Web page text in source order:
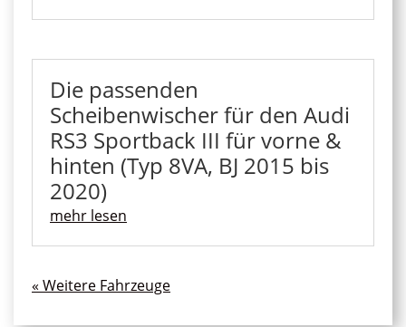
Die passenden
Scheibenwischer für den Audi
RS3 Sportback III für vorne &
hinten (Typ 8VA, BJ 2015 bis
2020)
mehr lesen